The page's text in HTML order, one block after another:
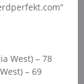
West) – 78
– 69